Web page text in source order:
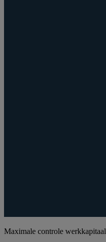
Maximale controle werkkapitaal